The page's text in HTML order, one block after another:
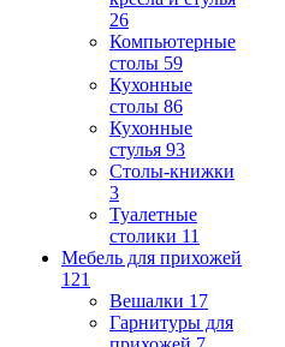
26
Компьютерные
столы 59
Кухонные
столы 86
Кухонные
стулья 93
Столы-книжки
3
Туалетные
столики 11
Мебель для прихожей
121
Вешалки 17
Гарнитуры для